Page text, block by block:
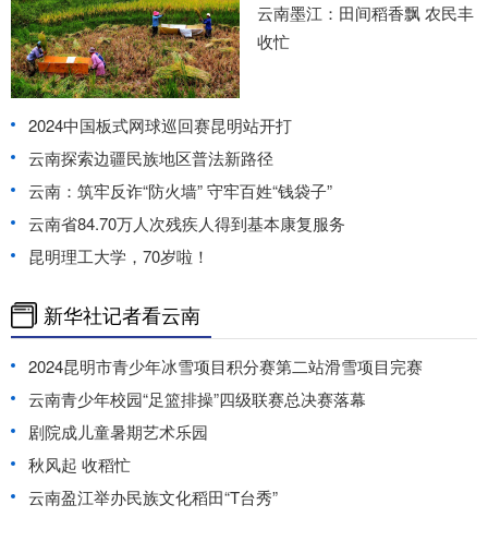
云南墨江：田间稻香飘 农民丰
收忙
2024中国板式网球巡回赛昆明站开打
云南探索边疆民族地区普法新路径
云南：筑牢反诈“防火墙” 守牢百姓“钱袋子”
云南省84.70万人次残疾人得到基本康复服务
昆明理工大学，70岁啦！
新华社记者看云南
2024昆明市青少年冰雪项目积分赛第二站滑雪项目完赛
云南青少年校园“足篮排操”四级联赛总决赛落幕
剧院成儿童暑期艺术乐园
秋风起 收稻忙
云南盈江举办民族文化稻田“T台秀”